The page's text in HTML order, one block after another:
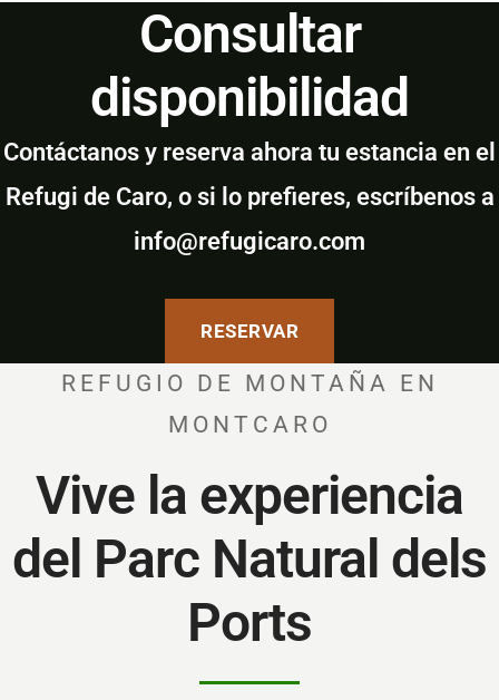
Consultar
disponibilidad
Contáctanos y reserva ahora tu estancia en el
Refugi de Caro, o si lo prefieres, escríbenos a
info@refugicaro.com
RESERVAR
REFUGIO DE MONTAÑA EN
MONTCARO
Vive la experiencia
del Parc Natural dels
Ports